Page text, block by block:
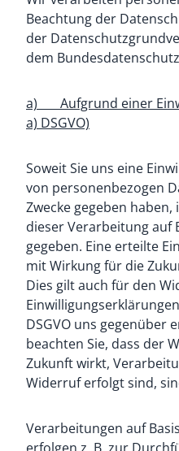
Beachtung der
der
dem
a) Aufgrund einer
a) DSGVO)
Soweit Sie uns eine
von personenbezogen
Zwecke gegeben
dieser Verarbeitung auf
gegeben. Eine erteilte
mit Wirkung für die
Dies gilt auch für den
DSGVO uns gegenüber
beachten Sie, dass der
Zukunft wirkt,
Widerruf erfolgt sind,
Verarbeitungen auf